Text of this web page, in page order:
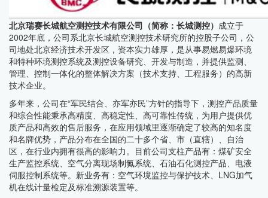
北京瑞赛长城航空测控技术有限公司（简称：长城测控） 成立于
2002年底，公司系北京长城航空测控技术研究所的控股子公司，公
司地处北京经济技术开发区，资本实力雄厚，是从事易燃易爆环境
和特种环境测控系统及测控设备研究、开发与制造，并提供监测、
管理、控制一体化的整体解决方案（技术支持、工程服务）的高新
技术企业。
多年来，公司在“军民结合、亦军亦民”方针的指导下，测控产品质量
和综合性能秉承高精度、高稳定性、高可靠性传统，为用户提供优
质产品和高效的售后服务，在应用领域里逐渐确定了较高的知名度
和名牌优势，产品分布在全国的二十多个省、市（直辖）、自治
区，在行业内拥有很高的影响力。目前公司支柱产品有：煤矿安全
生产监控系统、空气分离现场制氮系统、石油石化测控产品、电液
伺服控制系统等。新业务有：空气环境监控与保护技术、LNG加气
机在线计量检定及标准溯源装置等。